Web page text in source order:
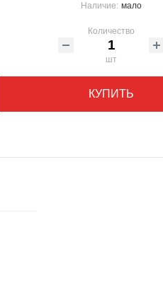
Наличие: мало
Количество
шт
КУПИТЬ